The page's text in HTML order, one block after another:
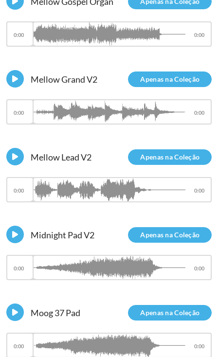
0:00 0:00
Apenas na Coleção
Mellow Grand V2
0:00 0:00
Apenas na Coleção
Mellow Lead V2
0:00 0:00
Apenas na Coleção
Midnight Pad V2
0:00 0:00
Apenas na Coleção
Moog 37 Pad
0:00 0:00